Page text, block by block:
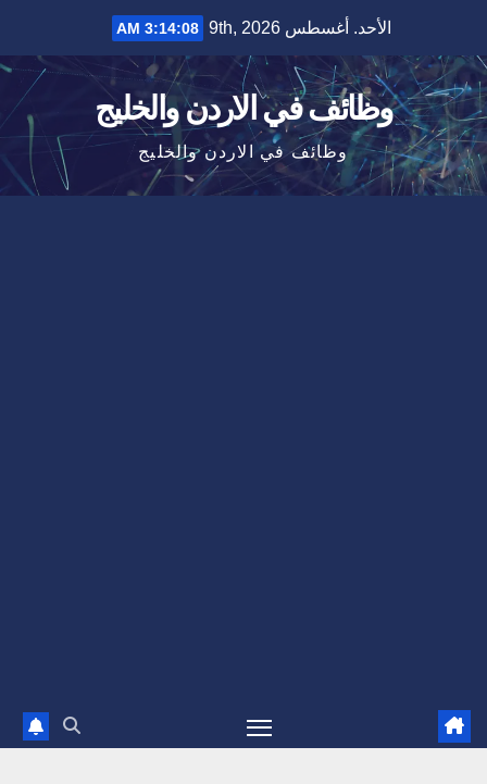
content
الأحد. أغسطس 9th, 2026 3:14:09 AM
وظائف في الاردن والخليج
وظائف في الاردن والخليج